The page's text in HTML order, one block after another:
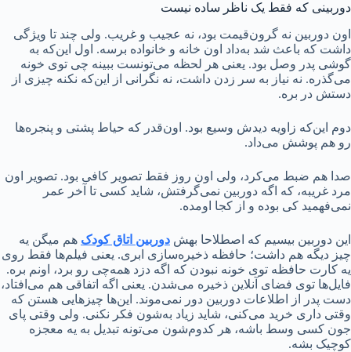
دوربینی که فقط یک ناظر ساده نیست
اون دوربین نه گرون‌قیمت بود، نه عجیب و غریب. ولی چند تا ویژگی
داشت که باعث شد به‌داد اون خانه و خانواده برسه. اول این‌که به
گوشی پدر وصل بود. یعنی هر لحظه می‌تونست ببینه چی توی خونه
می‌گذره. نه نیاز به سر زدن داشت، نه نگرانی از این‌که نکنه چیزی از
دستش در بره.
دوم این‌که زاویه دیدش وسیع بود. اون‌قدر که حیاط پشتی و پنجره‌ها
رو هم پوشش می‌داد.
صدا هم ضبط می‌کرد، ولی اون روز فقط تصویر کافی بود. تصویر اون
مرد غریبه، که اگه دوربین نمی‌گرفتش، شاید کسی تا آخر عمر
نمی‌فهمید کی بوده و از کجا اومده.
این دوربین بیسیم که اصطلاحا بهش دوربین اتاق کودک هم میگن یه
چیز دیگه هم داشت؛ حافظه‌ ذخیره‌سازی ابری. یعنی فیلم‌ها فقط روی
یه کارت حافظه توی خونه نبودن که اگه دزد همه‌چی رو برد، اونم بره.
فایل‌ها توی فضای آنلاین ذخیره می‌شدن. یعنی اگه اتفاقی هم می‌افتاد،
دست پدر از اطلاعات دوربین دور نمی‌موند. این‌ها چیزهایی‌ هستن که
وقتی داری خرید می‌کنی، شاید زیاد به‌شون فکر نکنی. ولی وقتی پای
جون کسی وسط باشه، هر کدوم‌شون می‌تونه تبدیل به یه معجزه‌
کوچیک بشه.